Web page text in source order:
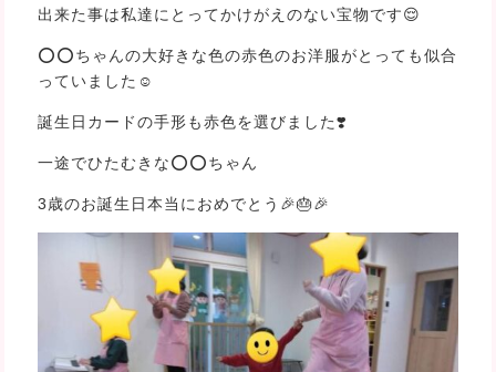
出来た事は私達にとってかけがえのない宝物です😌
⭕⭕ちゃんの大好きな色の赤色のお洋服がとっても似合
っていました☺
誕生日カードの手形も赤色を選びました❣️
一途でひたむきな⭕⭕ちゃん
3歳のお誕生日本当におめでとう🎉🎂🎉